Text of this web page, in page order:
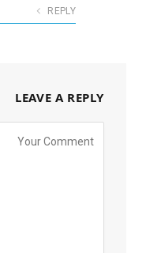
REPLY
LEAVE A REPLY